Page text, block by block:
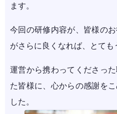
ます。
今回の研修内容が、皆様の
がさらに良くなれば、とても
運営から携わってくださっ
た皆様に、心からの感謝を
した。